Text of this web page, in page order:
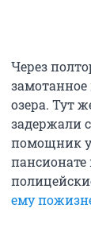
Через
замотанное
озера. Тут
задержали
помощник
ему